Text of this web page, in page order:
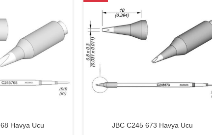
Havya Ucu JBC C245 673 Havya Ucu